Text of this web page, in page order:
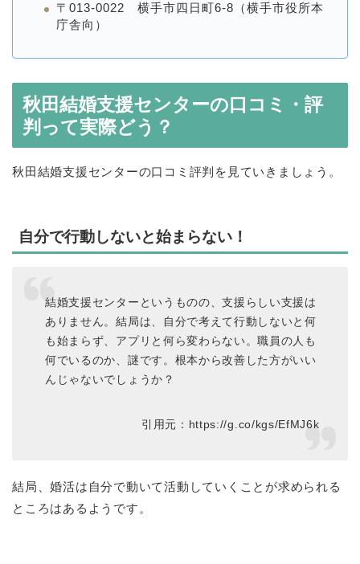
〒013-0022 横手市四日町6-8（横手市役所本
庁舎向）
秋田結婚支援センターの口コミ・評
判って実際どう？
秋田結婚支援センターの口コミ評判を見ていきましょう。
自分で行動しないと始まらない！
結婚支援センターというものの、支援らしい支援は
ありません。結局は、自分で考えて行動しないと何
も始まらず、アプリと何ら変わらない。職員の人も
何でいるのか、謎です。根本から改善した方がいい
んじゃないでしょうか？
引用元：https://g.co/kgs/EfMJ6k
結局、婚活は自分で動いて活動していくことが求められる
ところはあるようです。